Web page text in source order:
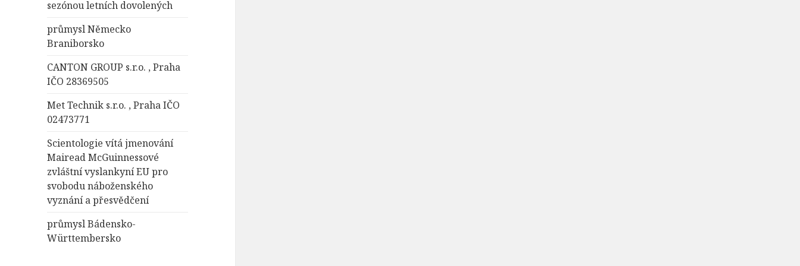
sezónou letních dovolených
průmysl Německo
Braniborsko
CANTON GROUP s.r.o. , Praha
IČO 28369505
Met Technik s.r.o. , Praha IČO
02473771
Scientologie vítá jmenování
Mairead McGuinnessové
zvláštní vyslankyní EU pro
svobodu náboženského
vyznání a přesvědčení
průmysl Bádensko-
Württembersko